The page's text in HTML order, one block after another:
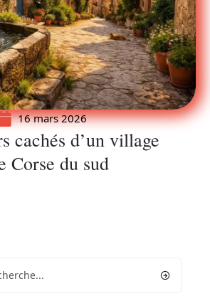
16 mars 2026
cachés d’un village
Corse du sud